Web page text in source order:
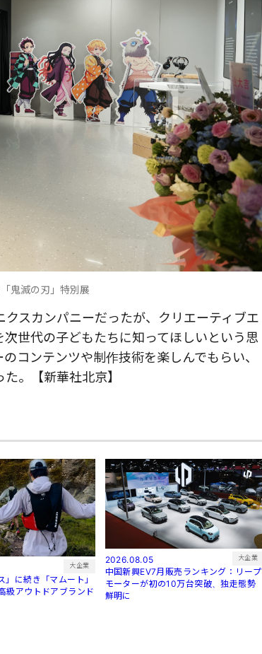
鬼滅の刃」特別展
スカンパニーだったが、クリエーティブエ
世代の子どもたちに知ってほしいという思
コンテンツや制作技術を楽しんでもらい、
。【新華社北京】
大企業
」に続き「マムート」
アウトドアブランド
2026.08.05 大企業
中国新興EV7月販売ランキング：リープ
モーターが初の10万台突破、独走態勢
鮮明に